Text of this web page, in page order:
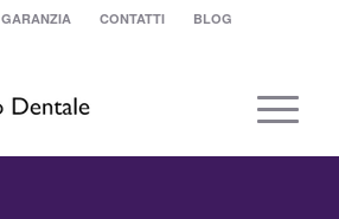
GARANZIA CONTATTI BLOG